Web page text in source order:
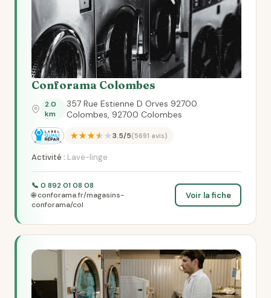
Conforama Colombes
2.0
km
357 Rue Estienne D Orves 92700
Colombes, 92700 Colombes
★★★★★3.5/5(5691 avis)
Activité : Lave-linge
📞 0 892 01 08 08
🌐 conforama.fr/magasins-
conforama/col
Voir la fiche